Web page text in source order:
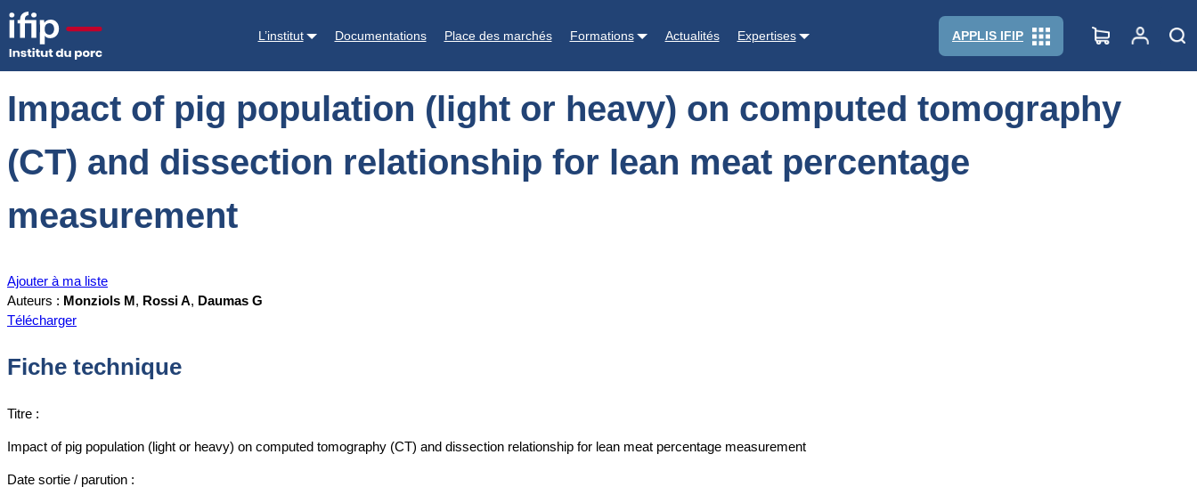
L’institut Documentations Place des marchés Formations Actualités Expertises APPLIS IFIP
Accueil Documentations Impact of pig population (light or heavy) on computed tomography (CT) and dissection relationship for lean meat percentage measurement
Impact of pig population (light or heavy) on computed tomography
(CT) and dissection relationship for lean meat percentage
measurement
Ajouter à ma liste
Auteurs : Monziols M, Rossi A, Daumas G
Télécharger
Fiche technique
Titre :
Impact of pig population (light or heavy) on computed tomography (CT) and dissection relationship for lean meat percentage measurement
Date sortie / parution :